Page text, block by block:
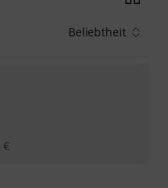
Beliebtheit
€